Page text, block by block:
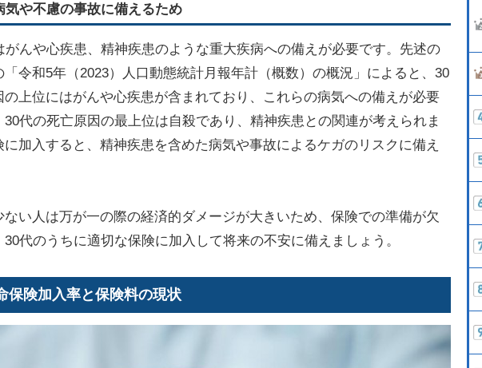
気や不慮の事故に備えるため
がんや心疾患、精神疾患のような重大疾病への備えが必要です。先述の
「令和5年（2023）人口動態統計月報年計（概数）の概況」によると、30
の上位にはがんや心疾患が含まれており、これらの病気への備えが必要
30代の死亡原因の最上位は自殺であり、精神疾患との関連が考えられま
加入すると、精神疾患を含めた病気や事故によるケガのリスクに備え
ない人は万が一の際の経済的ダメージが大きいため、保険での準備が欠
代のうちに適切な保険に加入して将来の不安に備えましょう。
保険加入率と保険料の現状